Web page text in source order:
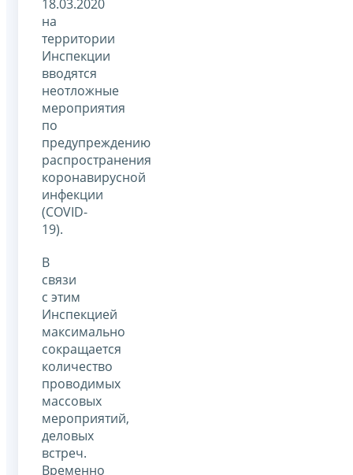
18.03.2020
на
территории
Инспекции
вводятся
неотложные
мероприятия
по
предупреждению
распространения
коронавирусной
инфекции
(COVID-
19).
В
связи
с этим
Инспекцией
максимально
сокращается
количество
проводимых
массовых
мероприятий,
деловых
встреч.
Временно